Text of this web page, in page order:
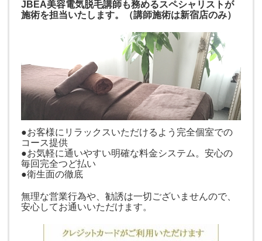
JBEA美容電気脱毛講師も務めるスペシャリストが
施術を担当いたします。（講師施術は新宿店のみ）
●お客様にリラックスいただけるよう完全個室での
コース提供
●お気軽に通いやすい明確な料金システム。安心の
毎回完全つど払い
●衛生面の徹底
無理な営業行為や、勧誘は一切ございませんので、
安心してお通いいただけます。